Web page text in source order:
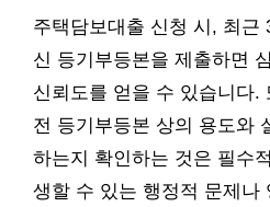
주택담보대출 신청 시, 최근
신 등기부등본을 제출하면
신뢰도를 얻을 수 있습니다.
전 등기부등본 상의 용도와
하는지 확인하는 것은 필수
생할 수 있는 행정적 문제나